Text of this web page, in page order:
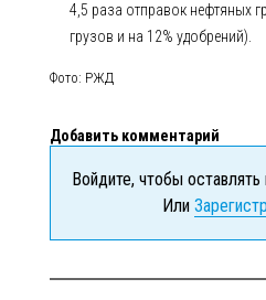
4,5 раза отправок нефтяных
грузов и на 12% удобрений).
Фото: РЖД
Добавить комментарий
Войдите, чтобы
Или